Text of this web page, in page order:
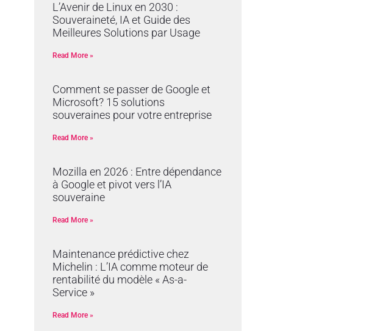
L’Avenir de Linux en 2030 :
Souveraineté, IA et Guide des
Meilleures Solutions par Usage
Read More »
Comment se passer de Google et
Microsoft? 15 solutions
souveraines pour votre entreprise
Read More »
Mozilla en 2026 : Entre dépendance
à Google et pivot vers l’IA
souveraine
Read More »
Maintenance prédictive chez
Michelin : L’IA comme moteur de
rentabilité du modèle « As-a-
Service »
Read More »